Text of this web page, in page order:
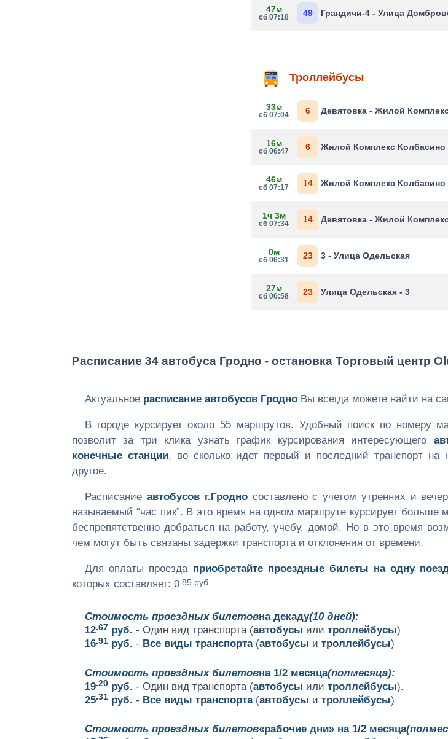
47м
сб 07:18 49 Грандичи-4 - Улица
Троллейбусы
33м
сб 07:04 6 Девятовка - Жилой
16м
сб 06:47 6 Жилой Комплекс Колбасино
46м
сб 07:17 14 Жилой Комплекс Колбасино
1ч 3м
сб 07:34 14 Девятовка - Жилой
0м
сб 06:31 23 3 - Улица Одельская
27м
сб 06:58 23 Улица Одельская - 3
Расписание 34 автобуса Гродно - остановка Торговый центр
Актуальное расписание автобусов Гродно Вы всегда можете найти на
В городе курсирует около 55 маршрутов. Удобный поиск по номеру
позволит за три клика узнать график курсирования интересующего
конечные станции, во сколько идет первый и последний транспорт на
другое.
Расписаниеавтобусов г.Гродносоставлено с учетом утренних и
называемый “час пик”. В это время на одном маршруте курсирует
беспрепятственно добраться на работу, учебу, домой. Но в это время
чем могут быть связаны задержки транспорта и отклонения от времени.
Для оплаты проезда приобретайте проездные билеты на одну
которых составляет: 0 .85 руб.
Стоимость проездных билетовна декаду(10 дней):
12.67 руб. - Один вид транспорта (автобусы илитроллейбусы)
16.91 руб. - Все виды транспорта(автобусы итроллейбусы)
Стоимость проездных билетовна 1/2 месяца(полмесяца):
19.20 руб. - Один вид транспорта (автобусы илитроллейбусы).
25.31 руб. - Все виды транспорта(автобусы итроллейбусы)
Стоимость проездных билетов«рабочие дни» на 1/2 месяца